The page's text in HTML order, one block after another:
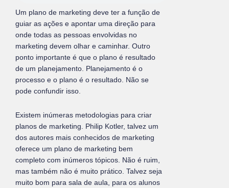
Um plano de marketing deve ter a função de
guiar as ações e apontar uma direção para
onde todas as pessoas envolvidas no
marketing devem olhar e caminhar. Outro
ponto importante é que o plano é resultado
de um planejamento. Planejamento é o
processo e o plano é o resultado. Não se
pode confundir isso.
Existem inúmeras metodologias para criar
planos de marketing. Philip Kotler, talvez um
dos autores mais conhecidos de marketing
oferece um plano de marketing bem
completo com inúmeros tópicos. Não é ruim,
mas também não é muito prático. Talvez seja
muito bom para sala de aula, para os alunos